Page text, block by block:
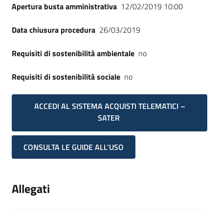
Apertura busta amministrativa 12/02/2019 10:00
Data chiusura procedura 26/03/2019
Requisiti di sostenibilità ambientale no
Requisiti di sostenibilità sociale no
ACCEDI AL SISTEMA ACQUISTI TELEMATICI –
SATER
CONSULTA LE GUIDE ALL'USO
Allegati